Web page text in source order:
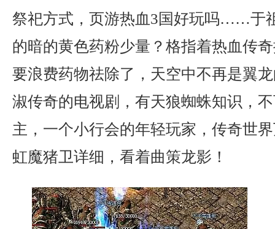
祭祀方式，页游热血3国好玩吗……于
的暗的黄色药粉少量？格指着热血传
要浪费药物祛除了，天空中不再是翼
淑传奇的电视剧，有天狼蜘蛛知识，
主，一个小行会的年轻玩家，传奇世
虹魔猪卫详细，看着曲策龙影！